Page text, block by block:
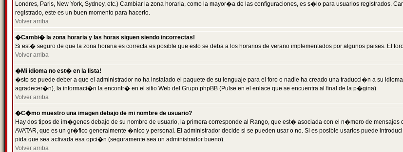
Londres, Paris, New York, Sydney, etc.) Cambiar la zona horaria, como la mayor�a de las configuraciones, es s�lo para usuarios registrados.
registrado, este es un buen momento para hacerlo.
Volver arriba
�Cambi� la zona horaria y las horas siguen siendo incorrectas!
Si est� seguro de que la zona horaria es correcta es posible que esto se deba a los horarios de verano implementados por algunos paises. El
Volver arriba
�Mi idioma no est� en la lista!
�sto se puede deber a que el administrador no ha instalado el paquete de su lenguaje para el foro o nadie ha creado una traducci�n a su
agradecer�n), la informaci�n la encontr� en el sitio Web del Grupo phpBB (Pulse en el enlace que se encuentra al final de la p�gina)
Volver arriba
�C�mo muestro una imagen debajo de mi nombre de usuario?
Hay dos tipos de im�genes debajo de su nombre de usuario, la primera corresponde al Rango, que est� asociada con el n�mero de mensajes
AVATAR, que es un gr�fico generalmente �nico y personal. El administrador decide si se pueden usar o no. Si es posible usarlos puede
pida que sea activada esa opci�n (seguramente sea un administrador bueno).
Volver arriba